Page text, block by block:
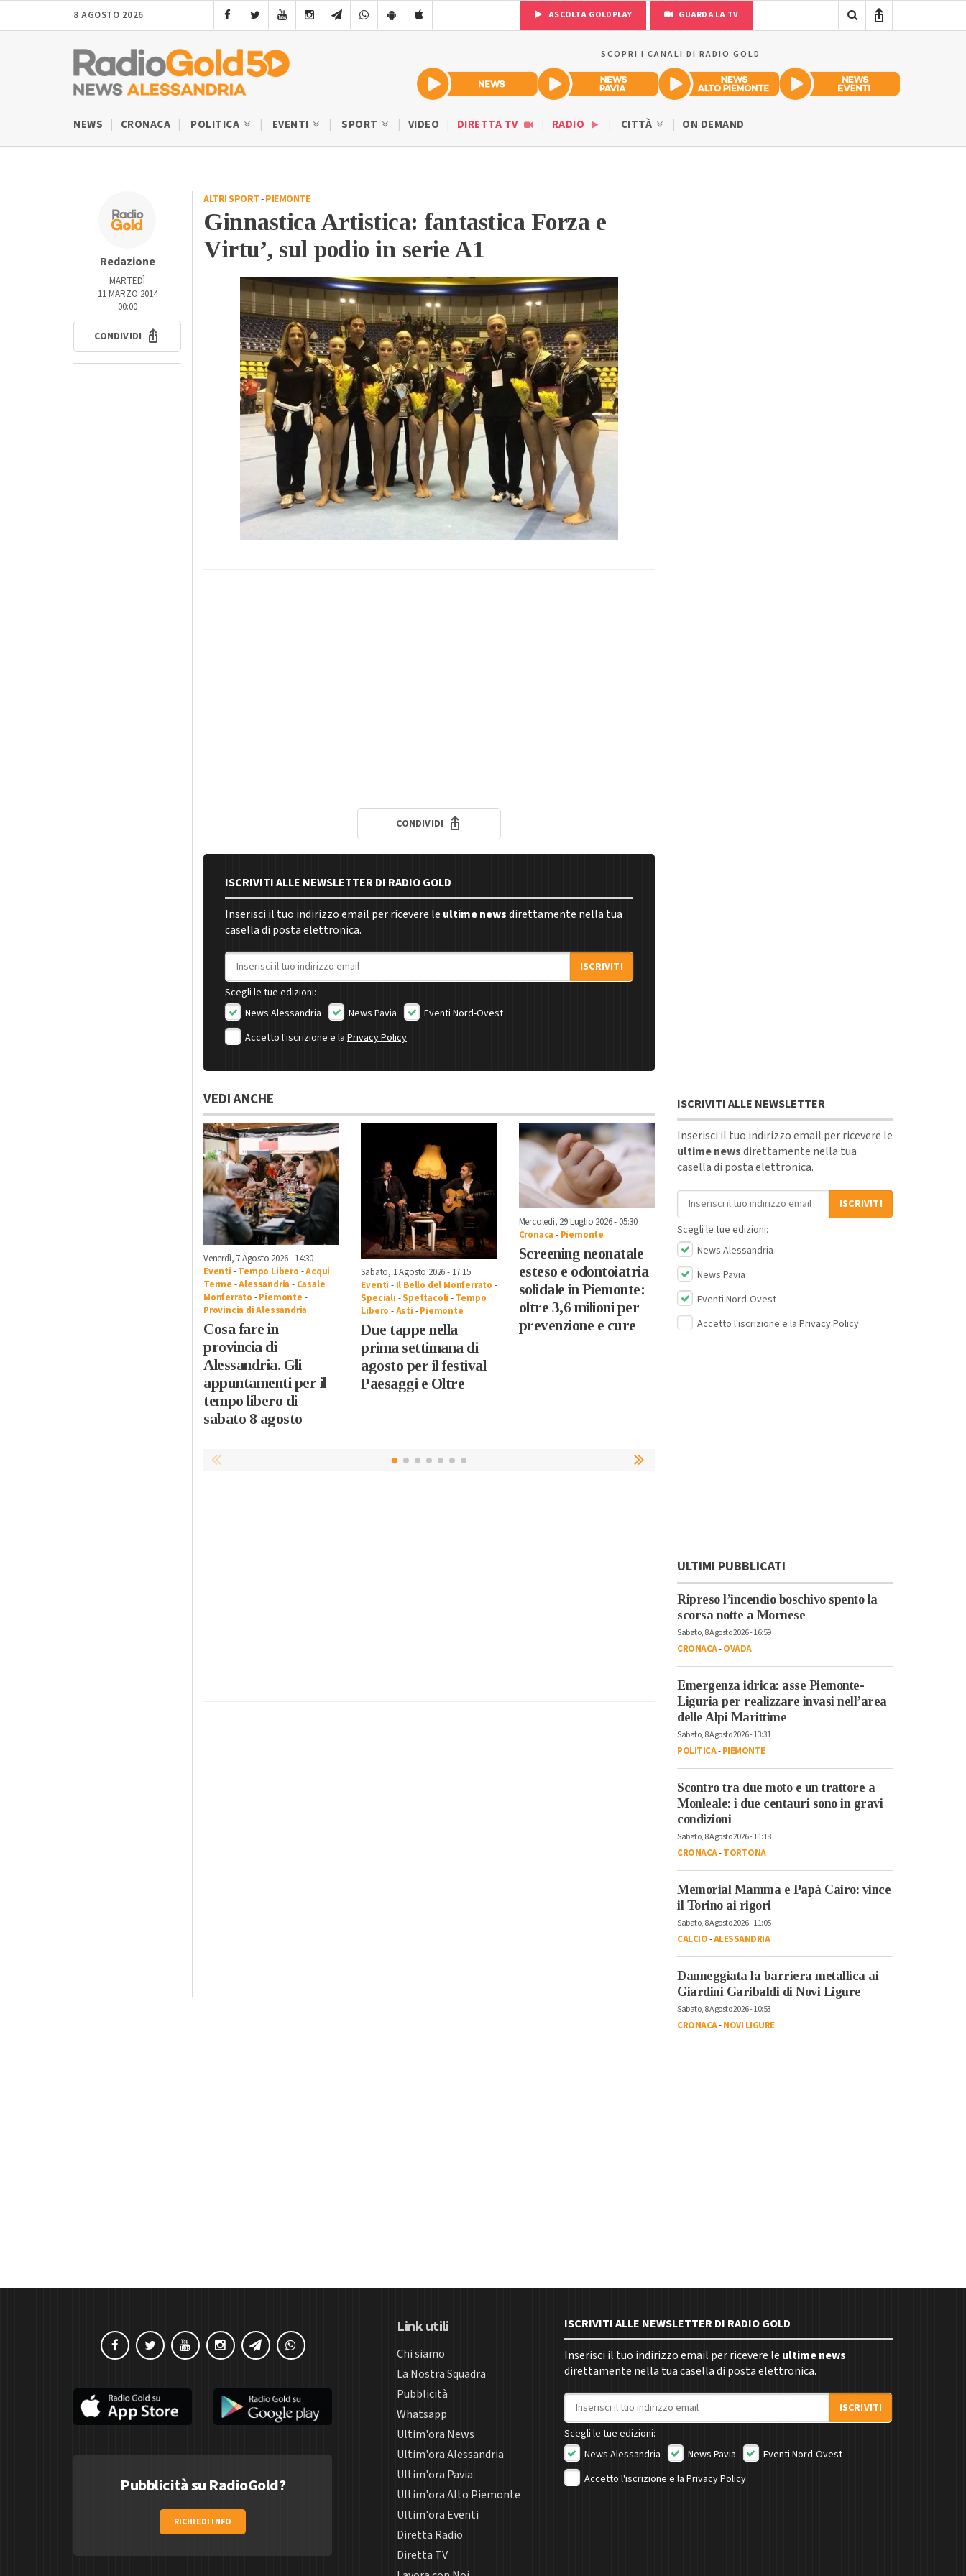
8 AGOSTO 2026 ASCOLTA GOLDPLAY GUARDA LA TV
SCOPRI I CANALI DI RADIO GOLD
NEWS CRONACA POLITICA EVENTI SPORT VIDEO DIRETTA TV RADIO CITTÀ ON DEMAND
Redazione
MARTEDÌ
11 MARZO 2014
00:00
CONDIVIDI
ALTRI SPORT-PIEMONTE
Ginnastica Artistica: fantastica Forza e
Virtu’, sul podio in serie A1
CONDIVIDI
ISCRIVITI ALLE NEWSLETTER DI RADIO GOLD
Inserisci il tuo indirizzo email per ricevere le ultime newsdirettamente nella tua
casella di posta elettronica.
Indirizzo email
ISCRIVITI
Scegli le tue edizioni:
News Alessandria
News Pavia
Eventi Nord-Ovest
Accetto l'iscrizione e la Privacy Policy
VEDI ANCHE
Venerdì, 7 Agosto 2026 - 14:30
Eventi -Tempo Libero -Acqui
Terme -Alessandria - Casale
Monferrato -Piemonte -
Provincia di Alessandria
Cosa fare in
provincia di
Alessandria. Gli
appuntamenti per il
tempo libero di
sabato 8 agosto
Sabato, 1 Agosto 2026 - 17:15
Eventi - Il Bello del Monferrato -
Speciali -Spettacoli - Tempo
Libero -Asti -Piemonte
Due tappe nella
prima settimana di
agosto per il festival
Paesaggi e Oltre
Mercoledì, 29 Luglio 2026 - 05:30
Cronaca - Piemonte
Screening neonatale
esteso e odontoiatria
solidale in Piemonte:
oltre 3,6 milioni per
prevenzione e cure
Domenica, 26 Luglio 2026 - 13:29
-Piemonte
Alessandria
Tornano sole e caldo:
da martedì
agosto il Festival
ISCRIVITI ALLE NEWSLETTER
Inserisci il tuo indirizzo email per ricevere le
ultime newsdirettamente nella tua
casella di posta elettronica.
Indirizzo email
ISCRIVITI
Scegli le tue edizioni:
News Alessandria
News Pavia
Eventi Nord-Ovest
Accetto l'iscrizione e la Privacy Policy
ULTIMI PUBBLICATI
Ripreso l’incendio boschivo spento la
scorsa notte a Mornese
Sabato, 8 Agosto 2026 - 16:59
CRONACA-OVADA
Emergenza idrica: asse Piemonte-
Liguria per realizzare invasi nell’area
delle Alpi Marittime
Sabato, 8 Agosto 2026 - 13:31
POLITICA-PIEMONTE
Scontro tra due moto e un trattore a
Monleale: i due centauri sono in gravi
condizioni
Sabato, 8 Agosto 2026 - 11:18
CRONACA-TORTONA
Memorial Mamma e Papà Cairo: vince
il Torino ai rigori
Sabato, 8 Agosto 2026 - 11:05
CALCIO-ALESSANDRIA
Danneggiata la barriera metallica ai
Giardini Garibaldi di Novi Ligure
Sabato, 8 Agosto 2026 - 10:53
CRONACA-NOVI LIGURE
Pubblicità su RadioGold?
RICHIEDI INFO
Link utili
Chi siamo
La Nostra Squadra
Pubblicità
Whatsapp
Ultim'ora News
Ultim'ora Alessandria
Ultim'ora Pavia
Ultim'ora Alto Piemonte
Ultim'ora Eventi
Diretta Radio
Diretta TV
ISCRIVITI ALLE NEWSLETTER DI RADIO GOLD
Inserisci il tuo indirizzo email per ricevere le ultime news
direttamente nella tua casella di posta elettronica.
Indirizzo email
ISCRIVITI
Scegli le tue edizioni:
News Alessandria
News Pavia
Eventi Nord-Ovest
Accetto l'iscrizione e la Privacy Policy